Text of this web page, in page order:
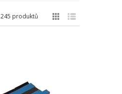
245 produktů